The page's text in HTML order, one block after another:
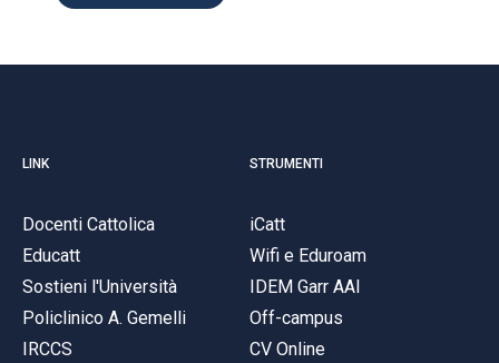
LINK
Docenti Cattolica
Educatt
Sostieni l'Università
Policlinico A. Gemelli
IRCCS
STRUMENTI
iCatt
Wifi e Eduroam
IDEM Garr AAI
Off-campus
CV Online